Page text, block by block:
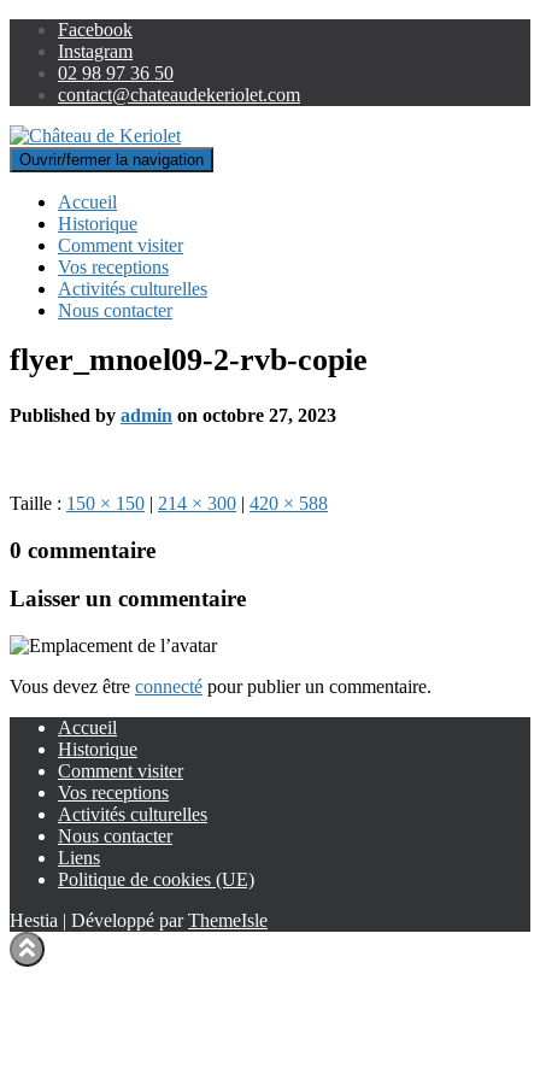
Facebook
Instagram
02 98 97 36 50
contact@chateaudekeriolet.com
Ouvrir/fermer la navigation
Accueil
Historique
Comment visiter
Vos receptions
Activités culturelles
Nous contacter
flyer_mnoel09-2-rvb-copie
Published by admin on octobre 27, 2023
Taille : 150 × 150 | 214 × 300 | 420 × 588
0 commentaire
Laisser un commentaire
Vous devez être connecté pour publier un commentaire.
Accueil
Historique
Comment visiter
Vos receptions
Activités culturelles
Nous contacter
Liens
Politique de cookies (UE)
Hestia | Développé parThemeIsle